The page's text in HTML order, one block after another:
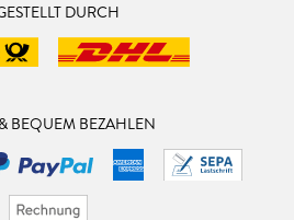
DURCH
BEQUEM BEZAHLEN